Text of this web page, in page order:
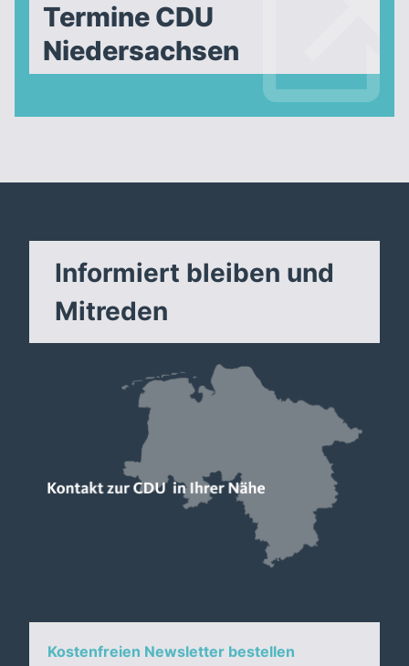
Termine CDU
Niedersachsen
Informiert bleiben und
Mitreden
Kostenfreien Newsletter bestellen